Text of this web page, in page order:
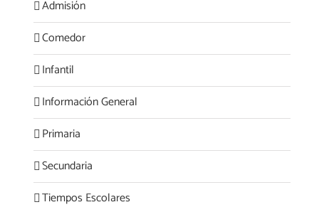
Admisión
Comedor
Infantil
Información General
Primaria
Secundaria
Tiempos Escolares